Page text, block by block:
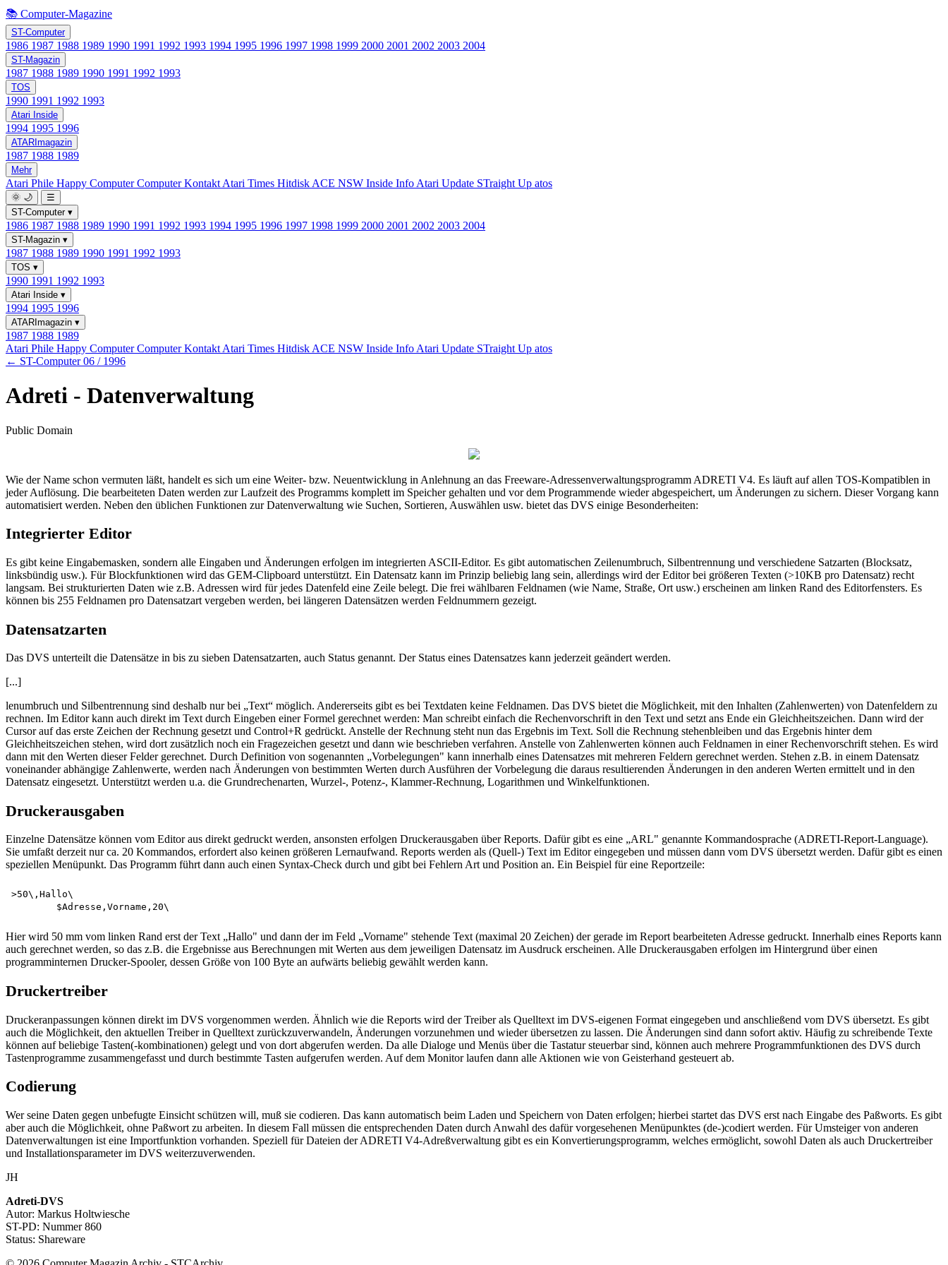
📚 Computer-Magazine
ST-Computer
1986 1987 1988 1989 1990 1991 1992 1993 1994 1995 1996 1997 1998 1999 2000 2001 2002 2003 2004
ST-Magazin
1987 1988 1989 1990 1991 1992 1993
TOS
1990 1991 1992 1993
Atari Inside
1994 1995 1996
ATARImagazin
1987 1988 1989
Mehr
Atari Phile Happy ComputerComputer Kontakt Atari Times Hitdisk ACE NSW Inside Info Atari Update STraight Up atos
🌞 🌙
☰
ST-Computer ▾
1986 1987 1988 1989 1990 1991 1992 1993 1994 1995 1996 1997 1998 1999 2000 2001 2002 2003 2004
ST-Magazin ▾
1987 1988 1989 1990 1991 1992 1993
TOS ▾
1990 1991 1992 1993
Atari Inside ▾
1994 1995 1996
ATARImagazin ▾
1987 1988 1989
Atari Phile Happy ComputerComputer Kontakt Atari Times Hitdisk ACE NSW Inside Info Atari Update STraight Up atos
← ST-Computer 06 / 1996
Adreti - Datenverwaltung
Public Domain
Wie der Name schon vermuten läßt, handelt es sich um eine Weiter- bzw. Neuentwicklung in Anlehnung an das Freeware-Adressenverwaltungsprogramm ADRETI V4. Es läuft auf allen TOS-Kompatiblen in
jeder Auflösung. Die bearbeiteten Daten werden zur Laufzeit des Programms komplett im Speicher gehalten und vor dem Programmende wieder abgespeichert, um Änderungen zu sichern. Dieser Vorgang kann
automatisiert werden. Neben den üblichen Funktionen zur Datenverwaltung wie Suchen, Sortieren, Auswählen usw. bietet das DVS einige Besonderheiten:
Integrierter Editor
Es gibt keine Eingabemasken, sondern alle Eingaben und Änderungen erfolgen im integrierten ASCII-Editor. Es gibt automatischen Zeilenumbruch, Silbentrennung und verschiedene Satzarten (Blocksatz,
linksbündig usw.). Für Blockfunktionen wird das GEM-Clipboard unterstützt. Ein Datensatz kann im Prinzip beliebig lang sein, allerdings wird der Editor bei größeren Texten (>10KB pro Datensatz) recht
langsam. Bei strukturierten Daten wie z.B. Adressen wird für jedes Datenfeld eine Zeile belegt. Die frei wählbaren Feldnamen (wie Name, Straße, Ort usw.) erscheinen am linken Rand des Editorfensters. Es
können bis 255 Feldnamen pro Datensatzart vergeben werden, bei längeren Datensätzen werden Feldnummern gezeigt.
Datensatzarten
Das DVS unterteilt die Datensätze in bis zu sieben Datensatzarten, auch Status genannt. Der Status eines Datensatzes kann jederzeit geändert werden.
[...]
lenumbruch und Silbentrennung sind deshalb nur bei „Text“ möglich. Andererseits gibt es bei Textdaten keine Feldnamen. Das DVS bietet die Möglichkeit, mit den Inhalten (Zahlenwerten) von Datenfeldern zu
rechnen. Im Editor kann auch direkt im Text durch Eingeben einer Formel gerechnet werden: Man schreibt einfach die Rechenvorschrift in den Text und setzt ans Ende ein Gleichheitszeichen. Dann wird der
Cursor auf das erste Zeichen der Rechnung gesetzt und Control+R gedrückt. Anstelle der Rechnung steht nun das Ergebnis im Text. Soll die Rechnung stehenbleiben und das Ergebnis hinter dem
Gleichheitszeichen stehen, wird dort zusätzlich noch ein Fragezeichen gesetzt und dann wie beschrieben verfahren. Anstelle von Zahlenwerten können auch Feldnamen in einer Rechenvorschrift stehen. Es wird
dann mit den Werten dieser Felder gerechnet. Durch Definition von sogenannten „Vorbelegungen" kann innerhalb eines Datensatzes mit mehreren Feldern gerechnet werden. Stehen z.B. in einem Datensatz
voneinander abhängige Zahlenwerte, werden nach Änderungen von bestimmten Werten durch Ausführen der Vorbelegung die daraus resultierenden Änderungen in den anderen Werten ermittelt und in den
Datensatz eingesetzt. Unterstützt werden u.a. die Grundrechenarten, Wurzel-, Potenz-, Klammer-Rechnung, Logarithmen und Winkelfunktionen.
Druckerausgaben
Einzelne Datensätze können vom Editor aus direkt gedruckt werden, ansonsten erfolgen Druckerausgaben über Reports. Dafür gibt es eine „ARL" genannte Kommandosprache (ADRETI-Report-Language).
Sie umfaßt derzeit nur ca. 20 Kommandos, erfordert also keinen größeren Lernaufwand. Reports werden als (Quell-) Text im Editor eingegeben und müssen dann vom DVS übersetzt werden. Dafür gibt es einen
speziellen Menüpunkt. Das Programm führt dann auch einen Syntax-Check durch und gibt bei Fehlern Art und Position an. Ein Beispiel für eine Reportzeile:
>50\,Hallo\
Hier wird 50 mm vom linken Rand erst der Text „Hallo" und dann der im Feld „Vorname" stehende Text (maximal 20 Zeichen) der gerade im Report bearbeiteten Adresse gedruckt. Innerhalb eines Reports kann
auch gerechnet werden, so das z.B. die Ergebnisse aus Berechnungen mit Werten aus dem jeweiligen Datensatz im Ausdruck erscheinen. Alle Druckerausgaben erfolgen im Hintergrund über einen
programminternen Drucker-Spooler, dessen Größe von 100 Byte an aufwärts beliebig gewählt werden kann.
Druckertreiber
Druckeranpassungen können direkt im DVS vorgenommen werden. Ähnlich wie die Reports wird der Treiber als Quelltext im DVS-eigenen Format eingegeben und anschließend vom DVS übersetzt. Es gibt
auch die Möglichkeit, den aktuellen Treiber in Quelltext zurückzuverwandeln, Änderungen vorzunehmen und wieder übersetzen zu lassen. Die Änderungen sind dann sofort aktiv. Häufig zu schreibende Texte
können auf beliebige Tasten(-kombinationen) gelegt und von dort abgerufen werden. Da alle Dialoge und Menüs über die Tastatur steuerbar sind, können auch mehrere Programmfunktionen des DVS durch
Tastenprogramme zusammengefasst und durch bestimmte Tasten aufgerufen werden. Auf dem Monitor laufen dann alle Aktionen wie von Geisterhand gesteuert ab.
Codierung
Wer seine Daten gegen unbefugte Einsicht schützen will, muß sie codieren. Das kann automatisch beim Laden und Speichern von Daten erfolgen; hierbei startet das DVS erst nach Eingabe des Paßworts. Es gibt
aber auch die Möglichkeit, ohne Paßwort zu arbeiten. In diesem Fall müssen die entsprechenden Daten durch Anwahl des dafür vorgesehenen Menüpunktes (de-)codiert werden. Für Umsteiger von anderen
Datenverwaltungen ist eine Importfunktion vorhanden. Speziell für Dateien der ADRETI V4-Adreßverwaltung gibt es ein Konvertierungsprogramm, welches ermöglicht, sowohl Daten als auch Druckertreiber
und Installationsparameter im DVS weiterzuverwenden.
JH
Adreti-DVS
Autor: Markus Holtwiesche
ST-PD: Nummer 860
Status: Shareware